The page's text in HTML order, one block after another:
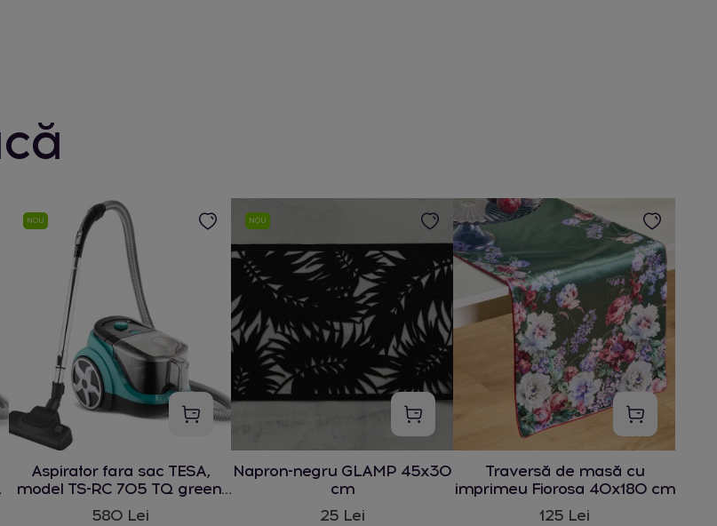
NOU
Aspirator fara sac TESA,
model TS-RC 705 TQ green,
1600 W
580 Lei
NOU
Napron-negru GLAMP 45x30
cm
25 Lei
Traversă de masă cu
imprimeu Fiorosa 40x180 cm
125 Lei